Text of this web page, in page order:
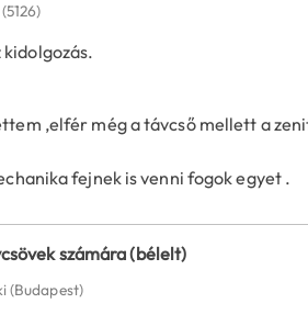
(5126)
kidolgozás.
,elfér még a távcső mellett a
fejnek is venni fogok egyet .
számára (bélelt)
(Budapest)